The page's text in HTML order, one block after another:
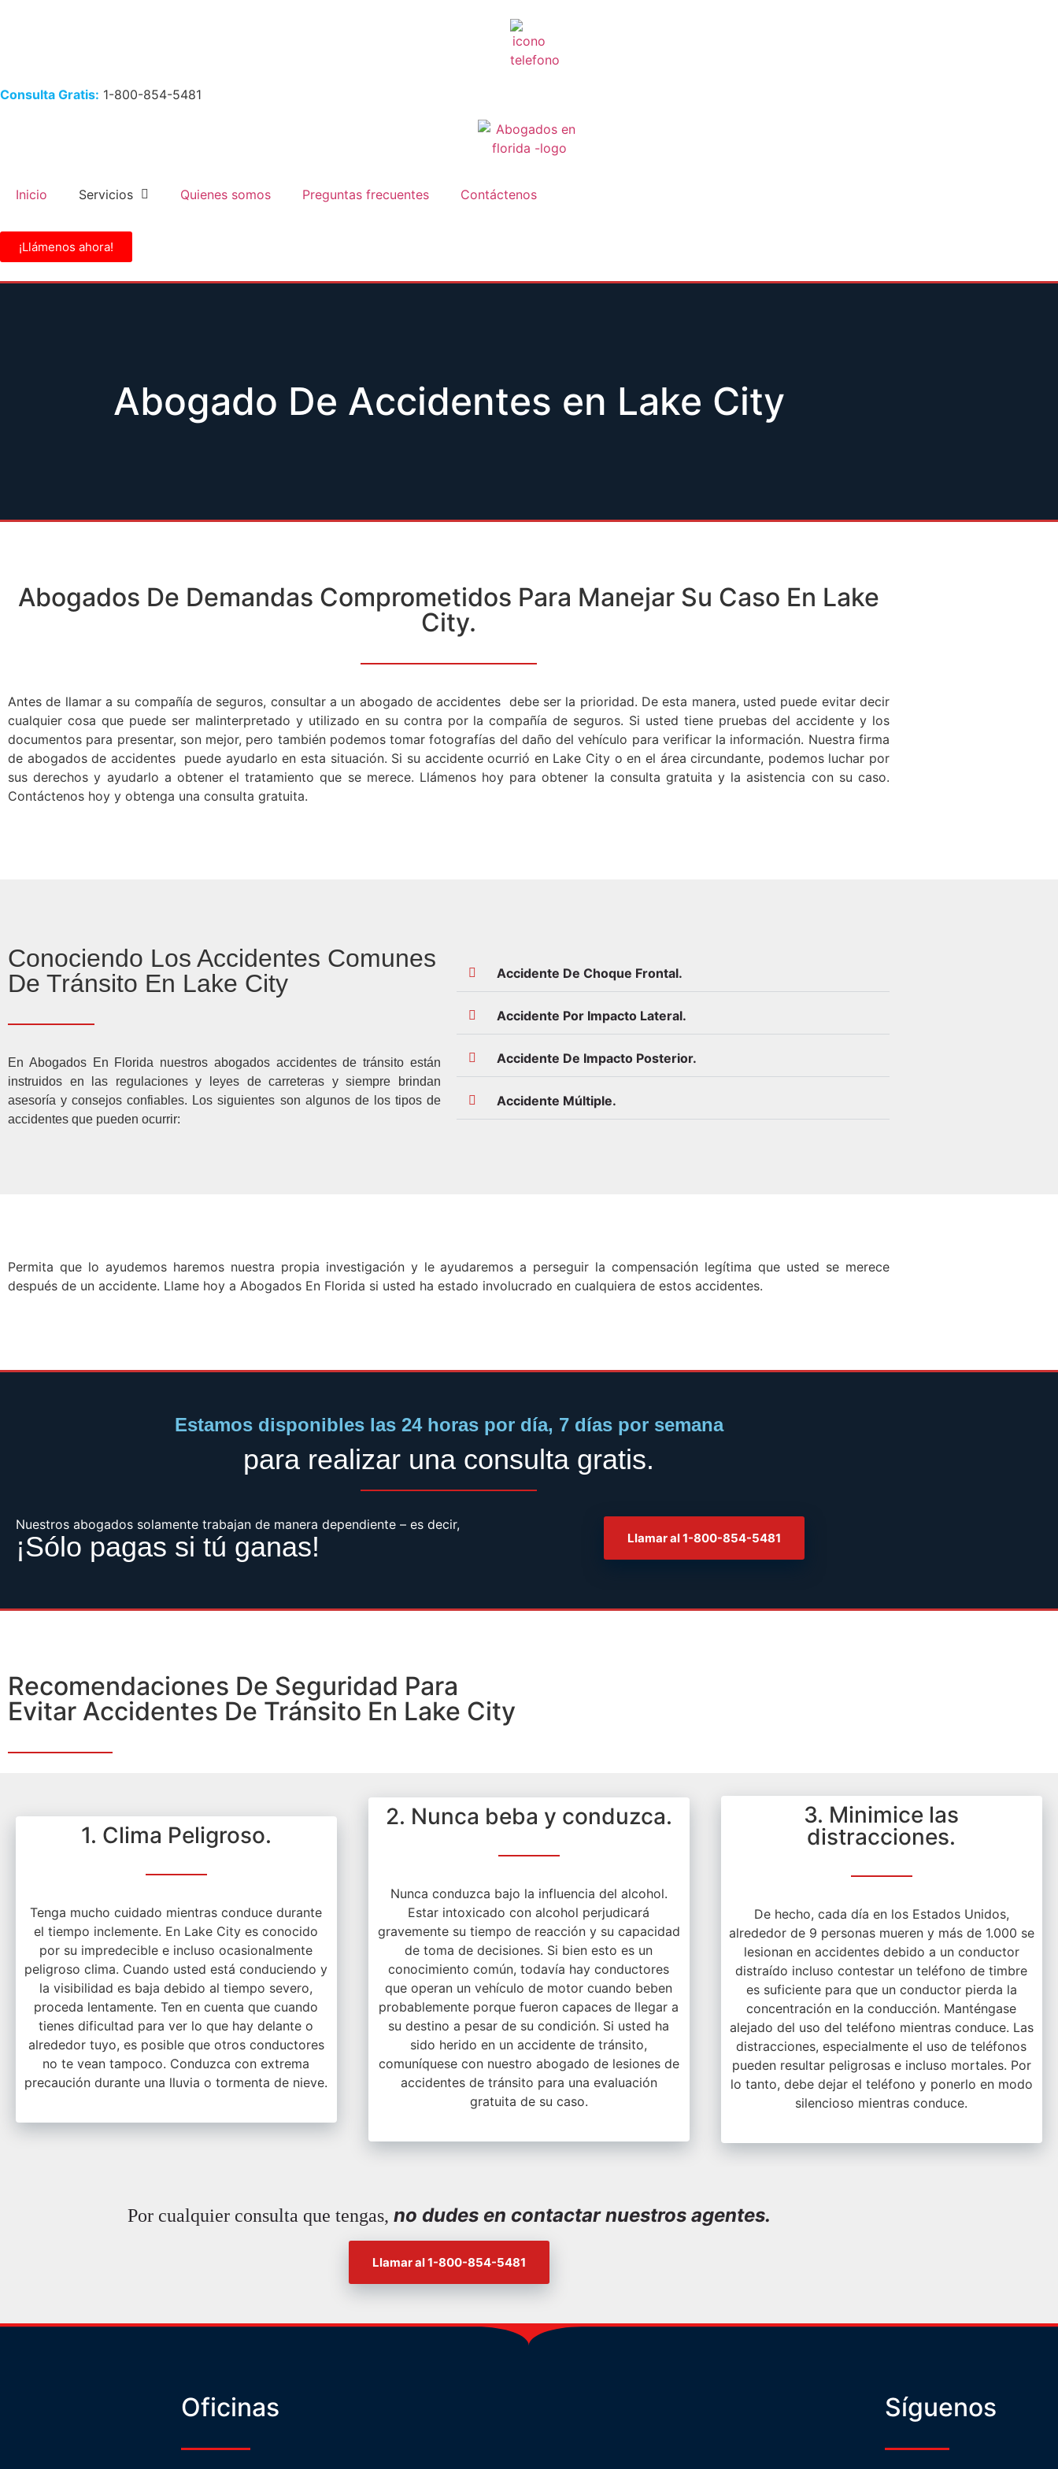
Consulta Gratis: 1-800-854-5481
Inicio Servicios Quienes somos Preguntas frecuentes Contáctenos
¡Llámenos ahora!
Abogado De Accidentes en Lake City
Abogados De Demandas Comprometidos Para Manejar Su Caso En Lake
City.
Antes de llamar a su compañía de seguros, consultar a un abogado de accidentes debe ser la prioridad. De esta manera, usted puede evitar decir
cualquier cosa que puede ser malinterpretado y utilizado en su contra por la compañía de seguros. Si usted tiene pruebas del accidente y los
documentos para presentar, son mejor, pero también podemos tomar fotografías del daño del vehículo para verificar la información. Nuestra firma
de abogados de accidentes puede ayudarlo en esta situación. Si su accidente ocurrió en Lake City o en el área circundante, podemos luchar por
sus derechos y ayudarlo a obtener el tratamiento que se merece. Llámenos hoy para obtener la consulta gratuita y la asistencia con su caso.
Contáctenos hoy y obtenga una consulta gratuita.
Conociendo Los Accidentes Comunes
De Tránsito En Lake City
En Abogados En Florida nuestros abogados accidentes de tránsito están
instruidos en las regulaciones y leyes de carreteras y siempre brindan
asesoría y consejos confiables. Los siguientes son algunos de los tipos de
accidentes que pueden ocurrir:
Accidente De Choque Frontal.
Accidente Por Impacto Lateral.
Accidente De Impacto Posterior.
Accidente Múltiple.
Permita que lo ayudemos haremos nuestra propia investigación y le ayudaremos a perseguir la compensación legítima que usted se merece
después de un accidente. Llame hoy a Abogados En Florida si usted ha estado involucrado en cualquiera de estos accidentes.
Estamos disponibles las 24 horas por día, 7 días por semana
para realizar una consulta gratis.
Nuestros abogados solamente trabajan de manera dependiente – es decir,
¡Sólo pagas si tú ganas! Llamar al 1-800-854-5481
Recomendaciones De Seguridad Para
Evitar Accidentes De Tránsito En Lake City
1. Clima Peligroso.
Tenga mucho cuidado mientras conduce durante
el tiempo inclemente. En Lake City es conocido
por su impredecible e incluso ocasionalmente
peligroso clima. Cuando usted está conduciendo y
la visibilidad es baja debido al tiempo severo,
proceda lentamente. Ten en cuenta que cuando
tienes dificultad para ver lo que hay delante o
alrededor tuyo, es posible que otros conductores
no te vean tampoco. Conduzca con extrema
precaución durante una lluvia o tormenta de nieve.
2. Nunca beba y conduzca.
Nunca conduzca bajo la influencia del alcohol.
Estar intoxicado con alcohol perjudicará
gravemente su tiempo de reacción y su capacidad
de toma de decisiones. Si bien esto es un
conocimiento común, todavía hay conductores
que operan un vehículo de motor cuando beben
probablemente porque fueron capaces de llegar a
su destino a pesar de su condición. Si usted ha
sido herido en un accidente de tránsito,
comuníquese con nuestro abogado de lesiones de
accidentes de tránsito para una evaluación
gratuita de su caso.
3. Minimice las
distracciones.
De hecho, cada día en los Estados Unidos,
alrededor de 9 personas mueren y más de 1.000 se
lesionan en accidentes debido a un conductor
distraído incluso contestar un teléfono de timbre
es suficiente para que un conductor pierda la
concentración en la conducción. Manténgase
alejado del uso del teléfono mientras conduce. Las
distracciones, especialmente el uso de teléfonos
pueden resultar peligrosas e incluso mortales. Por
lo tanto, debe dejar el teléfono y ponerlo en modo
silencioso mientras conduce.
Por cualquier consulta que tengas, no dudes en contactar nuestros agentes.
Llamar al 1-800-854-5481
Oficinas Síguenos